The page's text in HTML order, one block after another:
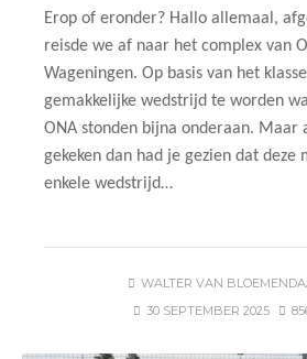
Erop of eronder? Hallo allemaal,
reisde we af naar het complex van
Wageningen. Op basis van het
gemakkelijke wedstrijd te worden
ONA stonden bijna onderaan. Maar
gekeken dan had je gezien dat deze
enkele wedstrijd…
WALTER VAN
30 SEPTEMBER 2025